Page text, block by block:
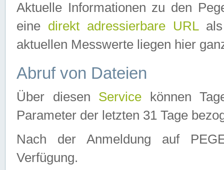
Aktuelle Informationen zu den
eine direkt adressierbare URLals
aktuellen Messwerte liegen hier
Abruf von Dateien
Über diesen Service können
Parameter der letzten 31 Tage
Nach der Anmeldung auf
Verfügung.